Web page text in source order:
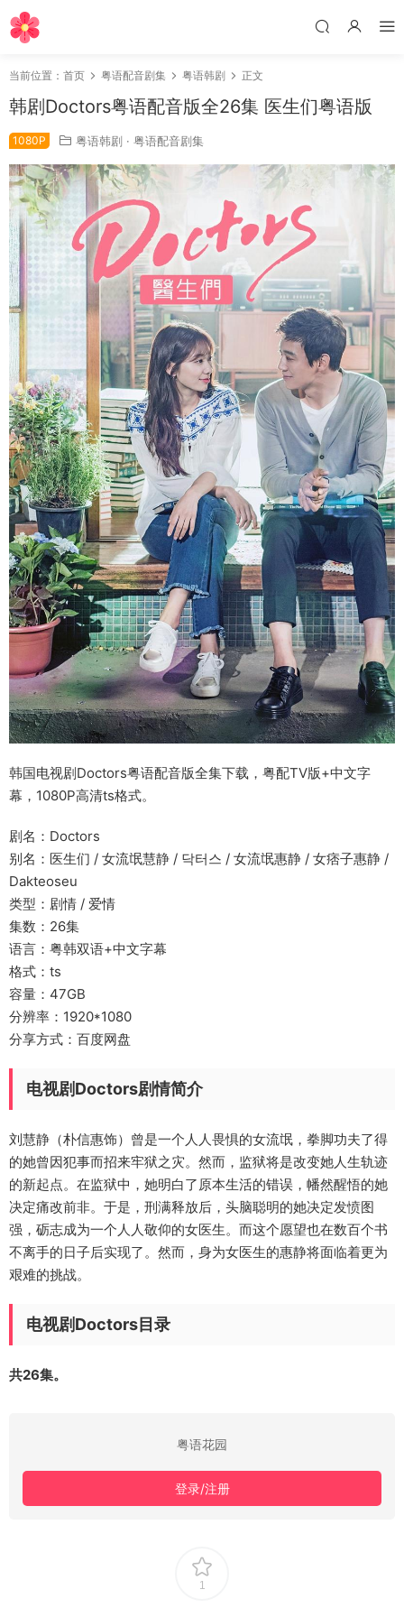
当前位置： 首页 粤语配音剧集 粤语韩剧 正文
韩剧Doctors粤语配音版全26集 医生们粤语版
1080P 粤语韩剧 · 粤语配音剧集
韩国电视剧Doctors粤语配音版全集下载，粤配TV版+中文字
幕，1080P高清ts格式。
剧名：Doctors
别名：医生们 / 女流氓慧静 / 닥터스 / 女流氓惠静 / 女痞子惠静 /
Dakteoseu
类型：剧情 / 爱情
集数：26集
语言：粤韩双语+中文字幕
格式：ts
容量：47GB
分辨率：1920*1080
分享方式：百度网盘
电视剧Doctors剧情简介
刘慧静（朴信惠饰）曾是一个人人畏惧的女流氓，拳脚功夫了得
的她曾因犯事而招来牢狱之灾。然而，监狱将是改变她人生轨迹
的新起点。在监狱中，她明白了原本生活的错误，幡然醒悟的她
决定痛改前非。于是，刑满释放后，头脑聪明的她决定发愤图
强，砺志成为一个人人敬仰的女医生。而这个愿望也在数百个书
不离手的日子后实现了。然而，身为女医生的惠静将面临着更为
艰难的挑战。
电视剧Doctors目录
共26集。
粤语花园
登录/注册
1